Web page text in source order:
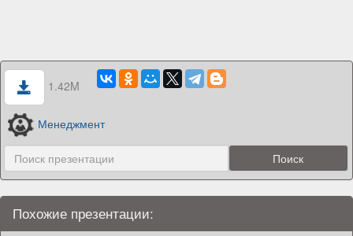
1.42M
Менеджмент
Похожие презентации: